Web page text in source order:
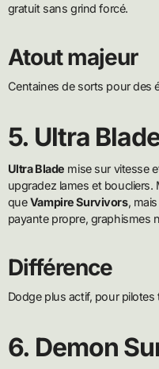
gratuit sans grind forcé.
Atout majeur
Centaines de sorts pour des
5. Ultra
Ultra Blade mise sur vitesse
upgradez lames et
queVampire Survivors,
payante propre, graphismes
Différence
Dodge plus actif, pour pilotes
6. Demon